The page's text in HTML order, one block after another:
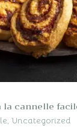
la cannelle
, Uncategorized